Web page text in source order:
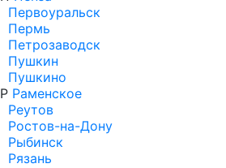
Первоуральск
Пермь
Петрозаводск
Пушкин
Пушкино
Р Раменское
Реутов
Ростов-на-Дону
Рыбинск
Рязань